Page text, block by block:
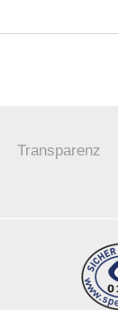
Transparenz